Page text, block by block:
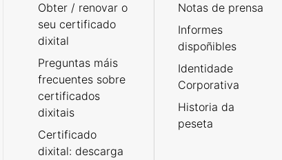
Obter / renovar o
seu certificado
dixital
Preguntas máis
frecuentes sobre
certificados
dixitais
Certificado
dixital: descarga
Notas de prensa
Informes
dispoñibles
Identidade
Corporativa
Historia da
peseta